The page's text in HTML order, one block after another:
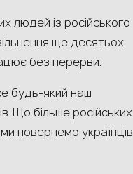
людей із російського
ще десятьох
без перерви.
будь-який наш
Що більше російських
повернемо українців